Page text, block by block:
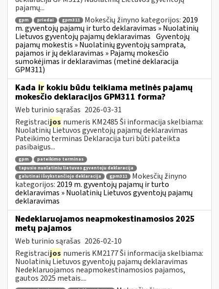
pajamų...
gpm priedai gpm311 Mokesčių žinyno kategorijos: 2019
m. gyventojų pajamų ir turto deklaravimas » Nuolatinių
Lietuvos gyventojų pajamų deklaravimas Gyventojų
pajamų mokestis » Nuolatinių gyventojų samprata,
pajamos ir jų deklaravimas » Pajamų mokesčio
sumokėjimas ir deklaravimas (metinė deklaracija
GPM311)
Kada ir kokiu būdu teikiama metinės pajamų
mokesčio deklaracijos GPM311 forma?
Web turinio sąrašas 2026-03-31
Registracijos numeris KM2485 Ši informacija skelbiama:
Nuolatinių Lietuvos gyventojų pajamų deklaravimas
Pateikimo terminas Deklaracija turi būti pateikta
pasibaigus...
gpm
pateikimo terminas
tapusio nuolatiniu lietuvos gyventoju deklaracija
galutinai išvykstančiojo deklaracija
gpm311
Mokesčių žinyno
kategorijos: 2019 m. gyventojų pajamų ir turto
deklaravimas » Nuolatinių Lietuvos gyventojų pajamų
deklaravimas
Nedeklaruojamos neapmokestinamosios 2025
metų pajamos
Web turinio sąrašas 2026-02-10
Registracijos numeris KM2177 Ši informacija skelbiama:
Nuolatinių Lietuvos gyventojų pajamų deklaravimas
Nedeklaruojamos neapmokestinamosios pajamos,
gautos 2025 metais....